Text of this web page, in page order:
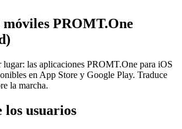
PROMT.One
lugar: las aplicaciones PROMT.One para iOS
en App Store y Google Play. Traduce
la marcha.
los usuarios